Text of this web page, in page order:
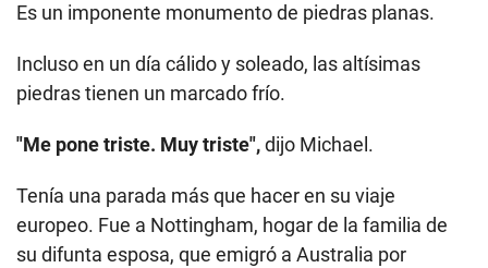
Es un imponente monumento de piedras planas.
Incluso en un día cálido y soleado, las altísimas
piedras tienen un marcado frío.
"Me pone triste. Muy triste",dijo Michael.
Tenía una parada más que hacer en su viaje
europeo. Fue a Nottingham, hogar de la familia de
su difunta esposa, que emigró a Australia por